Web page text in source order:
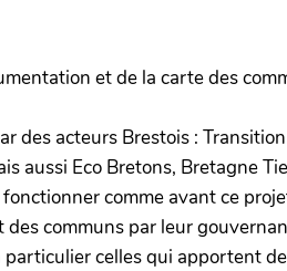
et de la carte des
acteurs Brestois :
aussi Eco Bretons, Bretagne
comme avant ce
communs par leur
celles qui apportent